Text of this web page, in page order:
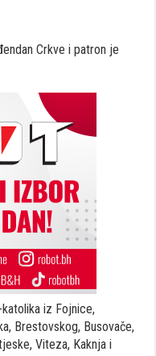
Crkve i patron je
iz Fojnice,
Brestovskog, Busovače,
Viteza, Kaknja i